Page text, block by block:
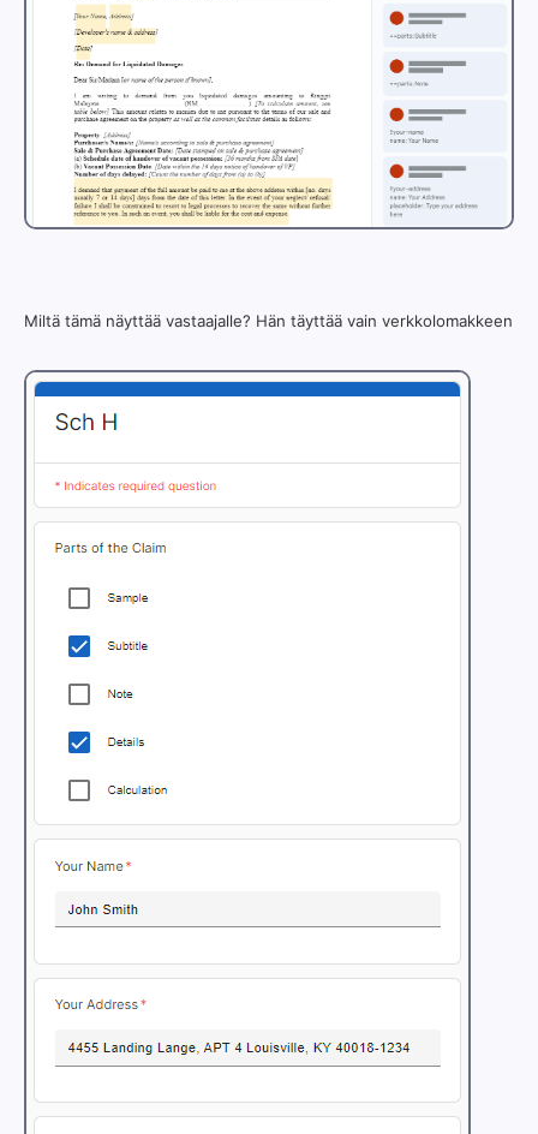
Miltä tämä näyttää vastaajalle? Hän täyttää vain verkkolomakkeen